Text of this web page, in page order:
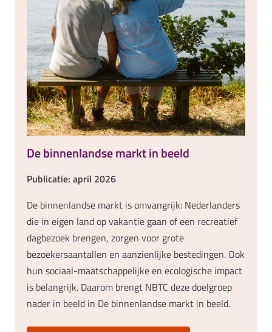
De binnenlandse markt in beeld
Publicatie: april 2026
De binnenlandse markt is omvangrijk: Nederlanders
die in eigen land op vakantie gaan of een recreatief
dagbezoek brengen, zorgen voor grote
bezoekersaantallen en aanzienlijke bestedingen. Ook
hun sociaal-maatschappelijke en ecologische impact
is belangrijk. Daarom brengt NBTC deze doelgroep
nader in beeld in De binnenlandse markt in beeld.